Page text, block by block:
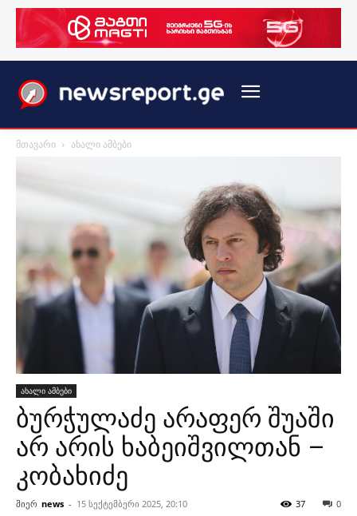
მთავარი ახალი ამბები
ახალი ამბები
ბურჭულაძე არაფერ შუაში
არ არის ხაბეიშვილთან –
კობახიძე
მიერ news - 15 სექტემბერი 2025, 20:10 0
37